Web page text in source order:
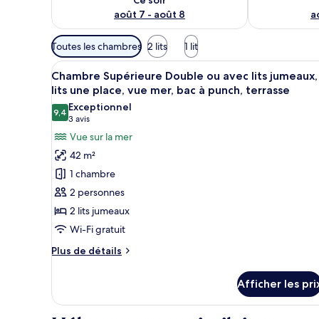
août 7 - août 8
Filtres
disponibles
pour
les
chambres
Toutes les chambres 2 lits 1 lit
Afficher
toutes
les
photos
pour
ce
type
de
chambre :
Chambre
Supérieure
Double
lits
jumeaux,
Une chambre d’hôtel avec
11
Chambre Supérieure Double ou avec lits
lits une place, vue mer, bac à punch, terrasse
9,49,4 sur 10
Exceptionnel
3 avis
(3 avis)
Vue sur la mer
42 m²
1 chambre
2 personnes
2 lits jumeaux
Wi-Fi gratuit
Plus de détails
Plus
Chambre
Supérieure
Afficher les